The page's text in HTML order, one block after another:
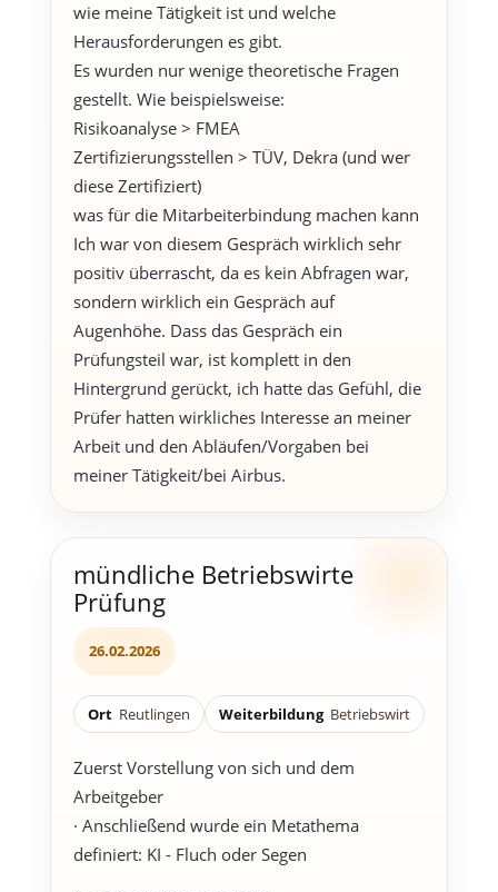
wie meine Tätigkeit ist und welche
Herausforderungen es gibt.
Es wurden nur wenige theoretische Fragen
gestellt. Wie beispielsweise:
Risikoanalyse > FMEA
Zertifizierungsstellen > TÜV, Dekra (und wer
diese Zertifiziert)
was für die Mitarbeiterbindung machen kann
Ich war von diesem Gespräch wirklich sehr
positiv überrascht, da es kein Abfragen war,
sondern wirklich ein Gespräch auf
Augenhöhe. Dass das Gespräch ein
Prüfungsteil war, ist komplett in den
Hintergrund gerückt, ich hatte das Gefühl, die
Prüfer hatten wirkliches Interesse an meiner
Arbeit und den Abläufen/Vorgaben bei
meiner Tätigkeit/bei Airbus.
mündliche Betriebswirte
Prüfung
26.02.2026
Ort Reutlingen Weiterbildung Betriebswirt
Zuerst Vorstellung von sich und dem
Arbeitgeber
· Anschließend wurde ein Metathema
definiert: KI - Fluch oder Segen